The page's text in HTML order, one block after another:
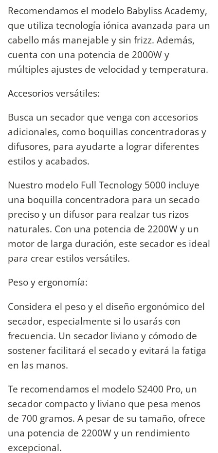
Recomendamos el modelo Babyliss Academy,
que utiliza tecnología iónica avanzada para un
cabello más manejable y sin frizz. Además,
cuenta con una potencia de 2000W y
múltiples ajustes de velocidad y temperatura.
Accesorios versátiles:
Busca un secador que venga con accesorios
adicionales, como boquillas concentradoras y
difusores, para ayudarte a lograr diferentes
estilos y acabados.
Nuestro modelo Full Tecnology 5000 incluye
una boquilla concentradora para un secado
preciso y un difusor para realzar tus rizos
naturales. Con una potencia de 2200W y un
motor de larga duración, este secador es ideal
para crear estilos versátiles.
Peso y ergonomía:
Considera el peso y el diseño ergonómico del
secador, especialmente si lo usarás con
frecuencia. Un secador liviano y cómodo de
sostener facilitará el secado y evitará la fatiga
en las manos.
Te recomendamos el modelo S2400 Pro, un
secador compacto y liviano que pesa menos
de 700 gramos. A pesar de su tamaño, ofrece
una potencia de 2200W y un rendimiento
excepcional.